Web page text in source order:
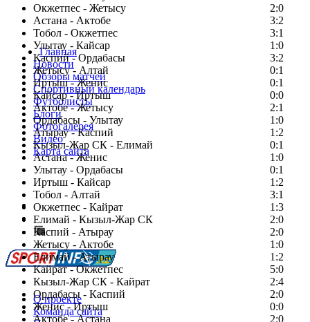
Окжетпес - Жетысу
2:0
Астана - Актобе
3:2
Тобол - Окжетпес
3:1
Улытау - Кайсар
1:0
Каспий - Ордабасы
3:2
Жетысу - Алтай
0:1
Иртыш - Женис
0:1
Кайсар - Иртыш
0:0
Актобе - Жетысу
2:1
Ордабасы - Улытау
1:0
Атырау - Каспий
1:2
Кызыл-Жар СК - Елимай
0:1
Астана - Женис
1:0
Улытау - Ордабасы
0:1
Иртыш - Кайсар
1:2
Тобол - Алтай
3:1
Окжетпес - Кайрат
1:3
Елимай - Кызыл-Жар СК
2:0
Каспий - Атырау
2:0
Жетысу - Актобе
1:0
Елимай - Атырау
1:2
Кайрат - Окжетпес
5:0
Кызыл-Жар СК - Кайрат
2:4
Ордабасы - Каспий
2:0
Женис - Иртыш
0:0
Актобе - Астана
2:0
Главная
Новости
Обзоры матчей
Спортивный календарь
Футболисты
Блоги
Фотогалерея
Видео
Карта сайта
Есть идея?
Сообщить о мероприятии
Перейти на старый сайт
О проекте
Команда сайта